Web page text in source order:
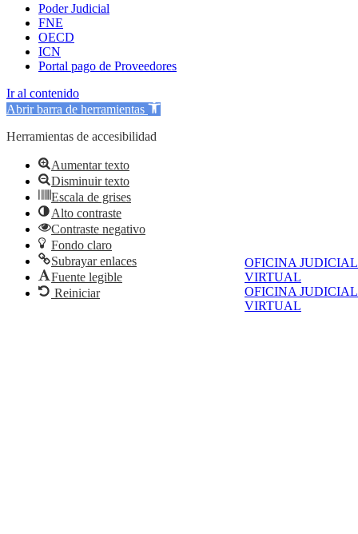
OFICINA JUDICIAL
VIRTUAL
OFICINA JUDICIAL
VIRTUAL
Poder Judicial
FNE
OECD
ICN
Portal pago de Proveedores
Ir al contenido
Abrir barra de herramientas
Herramientas de accesibilidad
Aumentar texto
Disminuir texto
Escala de grises
Alto contraste
Contraste negativo
Fondo claro
Subrayar enlaces
Fuente legible
Reiniciar